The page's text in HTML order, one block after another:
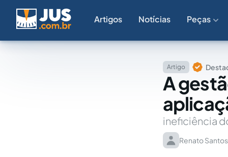
Artigos Notícias Peças
Artigo
A
ineficiência
Renato